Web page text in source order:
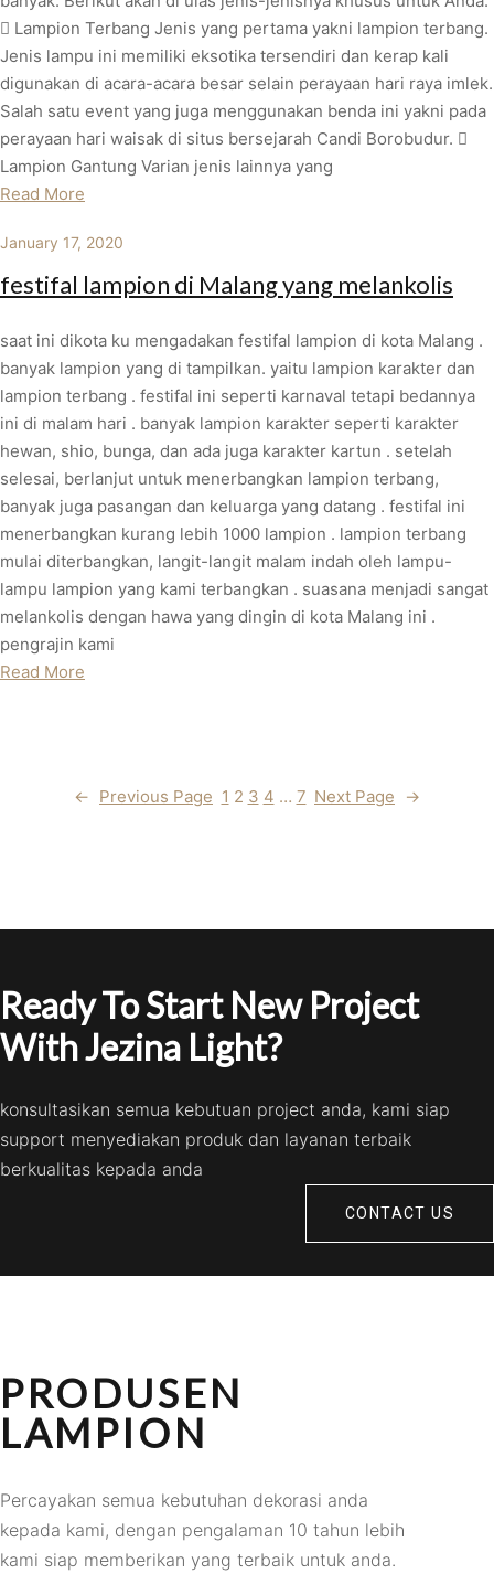
 Lampion Terbang Jenis yang pertama yakni lampion terbang.
Jenis lampu ini memiliki eksotika tersendiri dan kerap kali
digunakan di acara-acara besar selain perayaan hari raya imlek.
Salah satu event yang juga menggunakan benda ini yakni pada
perayaan hari waisak di situs bersejarah Candi Borobudur. 
Lampion Gantung Varian jenis lainnya yang
Read More
January 17, 2020
festifal lampion di Malang yang melankolis
saat ini dikota ku mengadakan festifal lampion di kota Malang .
banyak lampion yang di tampilkan. yaitu lampion karakter dan
lampion terbang . festifal ini seperti karnaval tetapi bedannya
ini di malam hari . banyak lampion karakter seperti karakter
hewan, shio, bunga, dan ada juga karakter kartun . setelah
selesai, berlanjut untuk menerbangkan lampion terbang,
banyak juga pasangan dan keluarga yang datang . festifal ini
menerbangkan kurang lebih 1000 lampion . lampion terbang
mulai diterbangkan, langit-langit malam indah oleh lampu-
lampu lampion yang kami terbangkan . suasana menjadi sangat
melankolis dengan hawa yang dingin di kota Malang ini .
pengrajin kami
Read More
← Previous Page 1 2 3 4 … 7 Next Page →
Ready To Start New Project
With Jezina Light?
konsultasikan semua kebutuan project anda, kami siap
support menyediakan produk dan layanan terbaik
berkualitas kepada anda
CONTACT US
PRODUSEN
LAMPION
Percayakan semua kebutuhan dekorasi anda
kepada kami, dengan pengalaman 10 tahun lebih
kami siap memberikan yang terbaik untuk anda.